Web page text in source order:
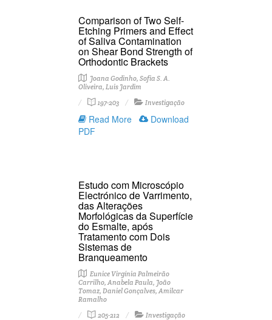
Comparison of Two Self-
Etching Primers and Effect
of Saliva Contamination
on Shear Bond Strength of
Orthodontic Brackets
Joana Godinho, Sofia S. A.
Oliveira, Luis Jardim
197-203
Investigação
Read More
Download
PDF
Estudo com Microscópio
Electrónico de Varrimento,
das Alterações
Morfológicas da Superfície
do Esmalte, após
Tratamento com Dois
Sistemas de
Branqueamento
Eunice Virgínia Palmeirão
Carrilho, Anabela Paula, João
Tomaz, Daniel Gonçalves, Amilcar
Ramalho
205-212
Investigação